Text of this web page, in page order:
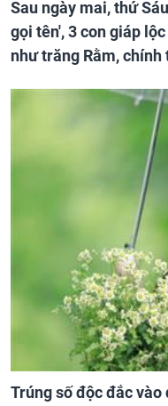
Sau ngày mai, thứ
gọi tên', 3 con giáp
như trăng Rằm,
Trúng số độc đắc vào